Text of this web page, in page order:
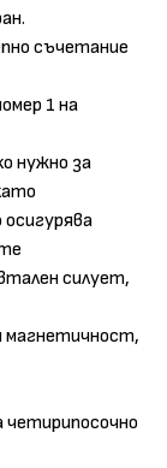
съчетание
1 на
нужно за
силует,
магнетичност,
четирипосочно